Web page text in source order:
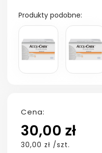
Produkty podobne:
Cena:
30,00 zł
30,00 zł /szt.